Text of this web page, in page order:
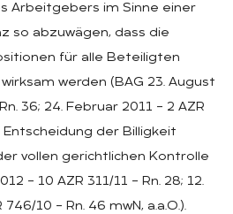
Arbeitgebers im Sinne einer
so abzuwägen, dass die
für alle Beteiligten
werden (BAG 23. August
36; 24. Februar 2011 – 2 AZR
Entscheidung der Billigkeit
vollen gerichtlichen Kontrolle
– 10 AZR 311/11 – Rn. 28; 12.
10 – Rn. 46 mwN, a.a.O.).